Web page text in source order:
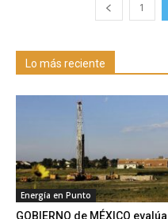
1
Lo más reciente
Energía en Punto
GOBIERNO de MÉXICO evalúa